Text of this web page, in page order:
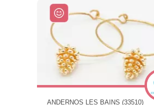
ANDERNOS LES BAINS (33510)